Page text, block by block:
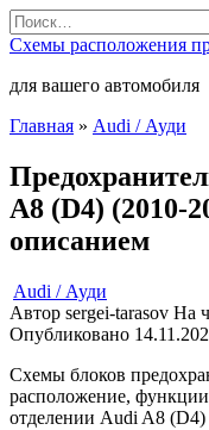
Перейти
к
содержанию
Search
for:
Схемы расположения
для вашего автомобиля
Главная » Audi / Ауди
A8 (D4) (2010-
описанием
Audi / Ауди
Автор sergei-tarasov На
Опубликовано
Схемы блоков
расположение,
отделении Audi A8 (D4)